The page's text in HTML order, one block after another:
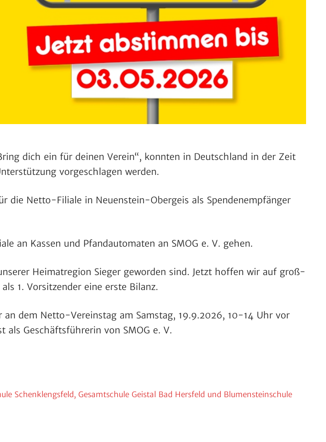
dich ein für deinen Verein“, konnten in Deutsch­land in der Zeit
vorge­schlagen werden.
die Netto-Filiale in Neuen­stein-Ober­geis als Spen­den­emp­fänger
an Kassen und Pfand­au­to­maten an SMOG e. V. gehen.
Heimat­re­gion Sieger geworden sind. Jetzt hoffen wir auf groß­
1. Vorsit­zender eine erste Bilanz.
dem Netto-Vereinstag am Samstag, 19.9.2026, 10-14 Uhr vor
als Geschäfts­füh­rerin von SMOG e. V.
Schenk­lengs­feld, Gesamt­schule Geistal Bad Hers­feld und Blumen­stein­schule